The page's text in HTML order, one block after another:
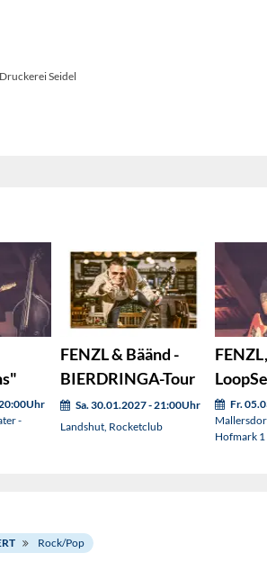
Seidel
-
FENZL & Bäänd -
BIERDRINGA-Tour
Sa. 30.01.2027 - 21:00Uhr
Landshut, Rocketclub
Fr.
Hofmark
Rock/Pop